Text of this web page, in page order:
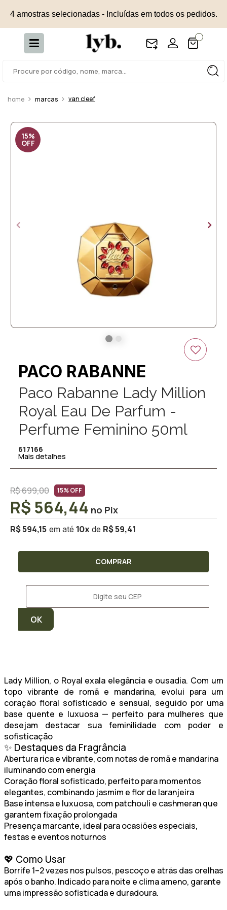
4 amostras selecionadas - Incluídas em todos os pedidos.
marcas van cleef
15%
OFF
PACO RABANNE
Paco Rabanne Lady Million
Royal Eau De Parfum -
Perfume Feminino 50ml
617166
Mais detalhes
R$ 699,00 15% OFF
R$ 594,15 10x R$ 59,41
R$ 564,44
COMPRAR
Lady Million, o Royal exala elegância e ousadia. Com um
topo vibrante de romã e mandarina, evolui para um
coração floral sofisticado e sensual, seguido por uma
base quente e luxuosa — perfeito para mulheres que
desejam destacar sua feminilidade com poder e
sofisticação
✨ Destaques da Fragrância
Abertura rica e vibrante, com notas de romã e mandarina
iluminando com energia
Coração floral sofisticado, perfeito para momentos
elegantes, combinando jasmim e flor de laranjeira
Base intensa e luxuosa, com patchouli e cashmeran que
garantem fixação prolongada
Presença marcante, ideal para ocasiões especiais,
festas e eventos noturnos
💖 Como Usar
Borrife 1–2 vezes nos pulsos, pescoço e atrás das orelhas
após o banho. Indicado para noite e clima ameno, garante
uma impressão sofisticada e duradoura.